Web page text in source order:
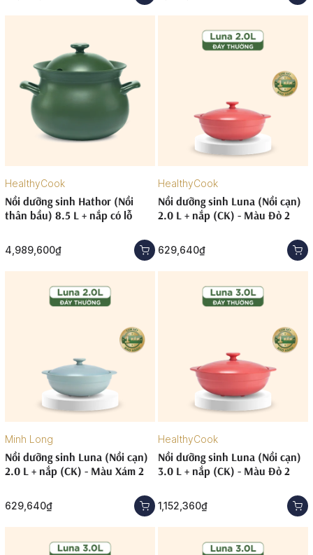
HealthyCook
Nồi dưỡng sinh Hathor (Nồi
thân bầu) 8.5 L + nắp có lỗ
4,989,600₫
HealthyCook
Nồi dưỡng sinh Luna (Nồi cạn)
2.0 L + nắp (CK) - Màu Đỏ 2
629,640₫
Minh Long
Nồi dưỡng sinh Luna (Nồi cạn)
2.0 L + nắp (CK) - Màu Xám 2
629,640₫
HealthyCook
Nồi dưỡng sinh Luna (Nồi cạn)
3.0 L + nắp (CK) - Màu Đỏ 2
1,152,360₫